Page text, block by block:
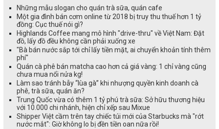
Những mẫu slogan cho quán trà sữa, quán cafe
Một gia đình bán cơm online từ 2018 bị truy thu thuế hơn 1 tỷ
đồng: Cục thuế nói gì?
Highlands Coffee mang mô hình "drive-thru" về Việt Nam: Đặt
đồ, lấy đồ đều không cần phải xuống xe
"Bà bán nước sắp tới chỉ lấy tiền mặt, ai chuyển khoản tính thêm
phí"
Quán cà phê bán matcha cao hơn cả giá vàng: 1 chỉ vàng cũng
chưa mua nổi nửa kg!
Làm sao tránh bẫy “lùa gà” khi nhượng quyền kinh doanh cà
phê, trà sữa, quán ăn?
Trung Quốc vừa có thêm 1 tỷ phú trà sữa: Sở hữu thương hiệu
với 10.000 chi nhánh, hiện chỉ xếp sau Mixue
Shipper Việt cầm trên tay chiếc túi mới của Starbucks mà "rớt
nước mắt": Giờ không lo bị đền tiền oan nữa rồi!